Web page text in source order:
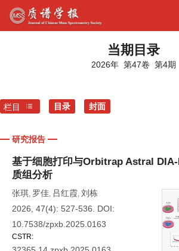
当期目录
2026年 第47卷 第4期
栏目 目录 封面
研究报告
基于细胞打印与Orbitrap Astral DIA-
质组分析
张琪, 罗佳, 吕红霞, 刘栋
2026, 47(4): 527-536.
DOI:
10.7538/zpxb.2025.0163
CSTR: